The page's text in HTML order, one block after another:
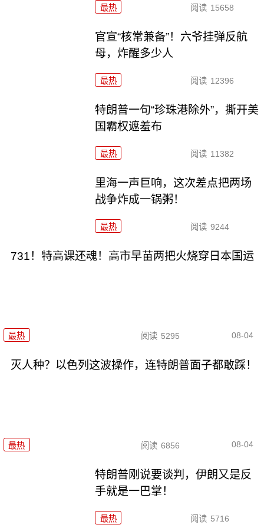
最热 阅读 15658
官宣“核常兼备”！六爷挂弹反航
母，炸醒多少人
最热 阅读 12396
特朗普一句“珍珠港除外”，撕开美
国霸权遮羞布
最热 阅读 11382
里海一声巨响，这次差点把两场
战争炸成一锅粥！
最热 阅读 9244
731！特高课还魂！高市早苗两把火烧穿日本国运
最热 阅读 5295 08-04
灭人种？以色列这波操作，连特朗普面子都敢踩！
最热 阅读 6856 08-04
特朗普刚说要谈判，伊朗又是反
手就是一巴掌！
最热 阅读 5716